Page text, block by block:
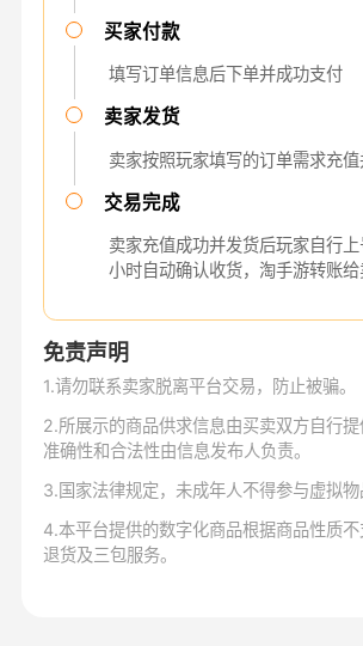
买家付款
填写订单信息后下单并成功支付
卖家发货
卖家按照玩家填写的订单需求充
交易完成
卖家充值成功并发货后玩家自行
小时自动确认收货，淘手游转账给
免责声明
1.请勿联系卖家脱离平台交易，防止被骗。
2.所展示的商品供求信息由买卖双方自行提
准确性和合法性由信息发布人负责。
3.国家法律规定，未成年人不得参与虚拟
4.本平台提供的数字化商品根据商品性质
退货及三包服务。